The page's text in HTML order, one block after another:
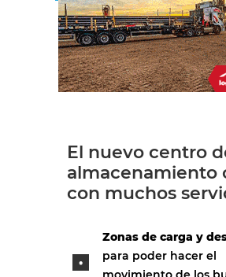
El nuevo centro
almacenamiento
con muchos
Zonas de carga y
para poder hacer el